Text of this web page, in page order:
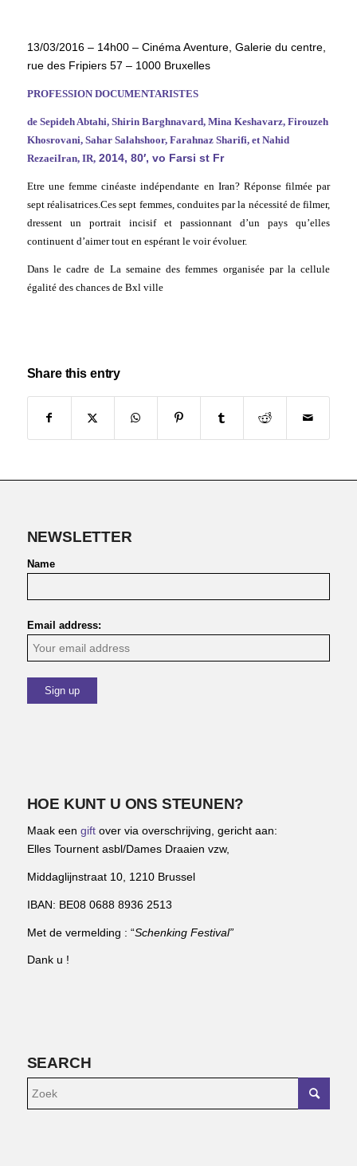
13/03/2016 – 14h00 – Cinéma Aventure, Galerie du centre,
rue des Fripiers 57 – 1000 Bruxelles
PROFESSION DOCUMENTARISTES
de Sepideh Abtahi, Shirin Barghnavard, Mina Keshavarz, Firouzeh
Khosrovani, Sahar Salahshoor, Farahnaz Sharifi, et Nahid
RezaeiIran, IR,2014, 80′, vo Farsi st Fr
Etre une femme cinéaste indépendante en Iran? Réponse filmée par
sept réalisatrices.Ces sept femmes, conduites par la nécessité de filmer,
dressent un portrait incisif et passionnant d’un pays qu’elles
continuent d’aimer tout en espérant le voir évoluer.
Dans le cadre de La semaine des femmes organiséepar la cellule
égalité des chances de Bxl ville
Share this entry
NEWSLETTER
Name
Email address:
HOE KUNT U ONS STEUNEN?
Maak een giftover via overschrijving, gericht aan:
Elles Tournent asbl/Dames Draaien vzw,
Middaglijnstraat 10, 1210 Brussel
IBAN: BE08 0688 8936 2513
Met de vermelding : “Schenking Festival”
Dank u !
SEARCH